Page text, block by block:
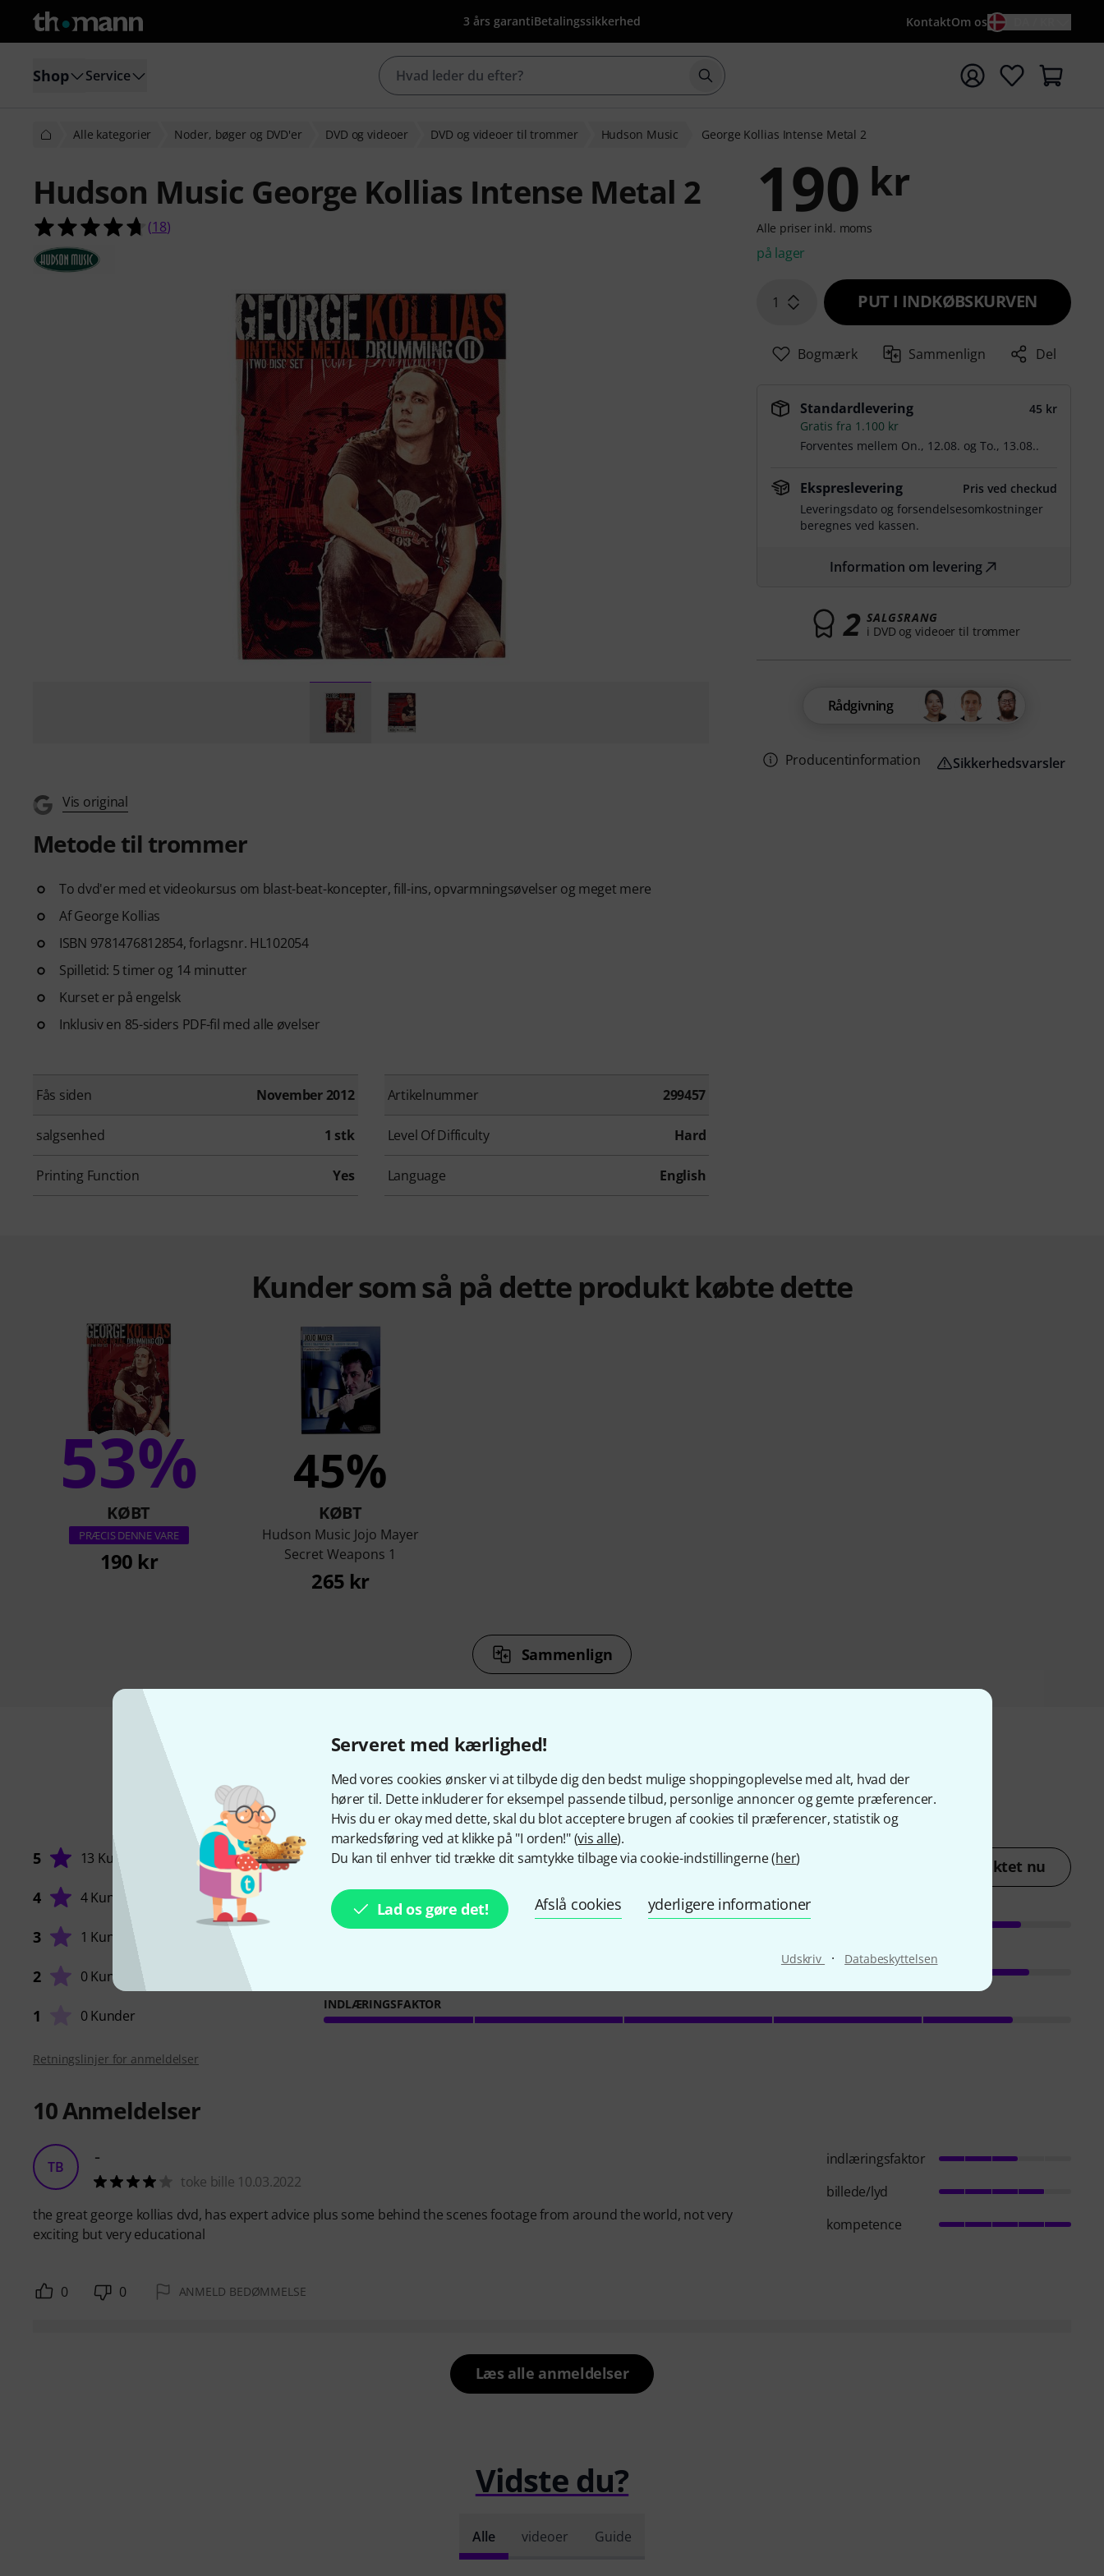
Serveret med kærlighed!
Med vores cookies ønsker vi at tilbyde dig den bedst mulige shoppingoplevelse med alt, hvad der
hører til. Dette inkluderer for eksempel passende tilbud, personlige annoncer og gemte præferencer.
Hvis du er okay med dette, skal du blot acceptere brugen af cookies til præferencer, statistik og
markedsføring ved at klikke på "I orden!" (vis alle).
Du kan til enhver tid trække dit samtykke tilbage via cookie-indstillingerne (her)
Lad os gøre det! Afslå cookies yderligere informationer
Udskriv · Databeskyttelsen
3 års garantiBetalingssikkerhed KontaktOm os
Shop Service Start søgning med søgeord {searchTerm}
Alle kategorier Noder, bøger og DVD'er DVD og videoer DVD og videoer til trommer Hudson Music George Kollias Intense Metal 2
Hudson Music George Kollias Intense Metal 2
4.7 ud af 5 stjerner fra 18 kundebedømmelser
(18)
Vis original
Metode til trommer
To dvd'er med et videokursus om blast-beat-koncepter, fill-ins, opvarmningsøvelser og meget mere
Af George Kollias
ISBN 9781476812854, forlagsnr. HL102054
Spilletid: 5 timer og 14 minutter
Kurset er på engelsk
Inklusiv en 85-siders PDF-fil med alle øvelser
Fås siden November 2012 Artikelnummer 299457
salgsenhed 1 stk Level Of Difficulty Hard
Printing Function Yes Language English
190 kr
Alle priser inkl. moms
på lager
1 PUT I INDKØBSKURVEN
Bogmærk Sammenlign Del
Standardlevering
45 kr
Gratis fra 1.100 kr
Forventes mellem On., 12.08. ogTo., 13.08..
Ekspreslevering
Pris ved checkud
Leveringsdato og forsendelsesomkostninger
beregnes ved kassen.
Information om levering
2 SALGSRANG
i DVD og videoer til trommer
Rådgivning
Producentinformation Sikkerhedsvarsler
Kunder som så på dette produkt købte dette
53%
KØBT
PRÆCIS DENNE VARE
190 kr
45%
KØBT
Hudson Music Jojo Mayer
Secret Weapons 1
265 kr
Sammenlign
18Kundebedømmelser
5 13 Kunder
4 4 Kunder
3 1 Kunde
2 0 Kunder
1 0 Kunder
4.7/ 5 lav en vurdering af produktet nu
BILLEDE/LYD
INDLÆRINGSFAKTOR
Retningslinjer for anmeldelser
10Anmeldelser
TB -
toke bille 10.03.2022
the great george kollias dvd, has expert advice plus some behind the scenes footage from around the world, not very
exciting but very educational
indlæringsfaktor
billede/lyd
kompetence
0 0 ANMELD BEDØMMELSE
Læs alle anmeldelser
Vidste du?
Alle videoer Guide